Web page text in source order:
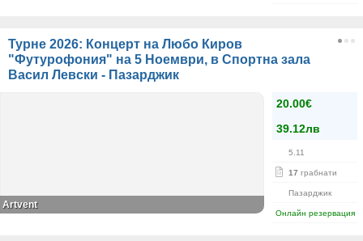
Турне 2026: Концерт на Любо Киров
"Футурофония" на 5 Ноември, в Спортна зала
Васил Левски - Пазарджик
20.00€
39.12лв
5.11
17 грабнати
Пазарджик
Онлайн резервация
Artvent